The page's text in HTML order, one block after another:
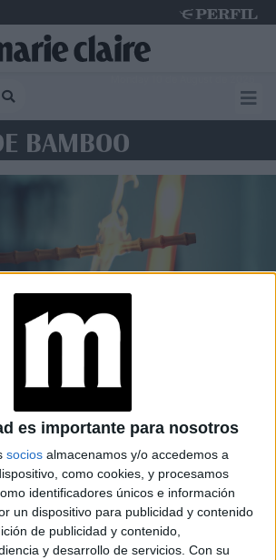
es importante para nosotros
socios almacenamos y/o accedemos a
como cookies, y procesamos
identificadores únicos e información
un dispositivo para publicidad y contenido
de publicidad y contenido,
y desarrollo de servicios. Con su
BAMBOO
de un ícono: así
el bolso Gucci
que se adapta a
todos los looks
Espacio Publicitario